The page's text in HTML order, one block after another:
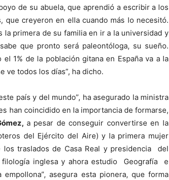
de su abuela, que aprendió a escribir a los
creyeron en ella cuando más lo necesitó.
la primera de su familia en ir a la universidad y
que pronto será paleontóloga, su sueño.
1% de la población gitana en España va a la
ve todos los días”, ha dicho.
país y del mundo”, ha asegurado la ministra
han coincidido en la importancia de formarse,
a pesar de conseguir convertirse en la
del Ejército del Aire) y la primera mujer
traslados de Casa Real y presidencia del
filología inglesa y ahora estudio Geografía e
asegura esta pionera, que forma